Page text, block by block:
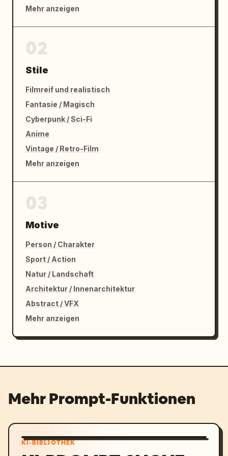
Mehr anzeigen
Stile
Filmreif und realistisch
Fantasie / Magisch
Cyberpunk / Sci-Fi
Anime
Vintage / Retro-Film
Mehr anzeigen
Motive
Person / Charakter
Sport / Action
Natur / Landschaft
Architektur / Innenarchitektur
Abstract / VFX
Mehr anzeigen
Mehr Prompt-Funktionen
KI-BIBLIOTHEK